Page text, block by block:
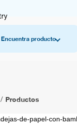
Encuentra producto
/ Productos